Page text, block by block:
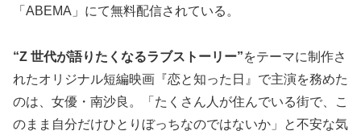
「ABEMA」にて無料配信されている。
“Z 世代が語りたくなるラブストーリー”をテーマに制作さ
れたオリジナル短編映画『恋と知った日』で主演を務めた
のは、女優・南沙良。「たくさん人が住んでいる街で、こ
のまま自分だけひとりぼっちなのではないか」と不安な気